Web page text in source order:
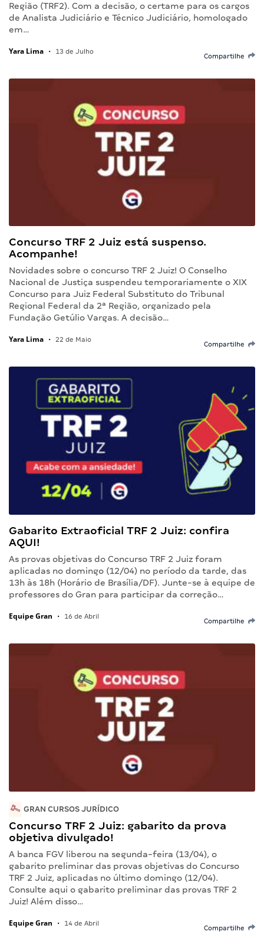
Região (TRF2). Com a decisão, o certame para os cargos
de Analista Judiciário e Técnico Judiciário, homologado
em…
Yara Lima • 13 de Julho
Compartilhe
Concurso TRF 2 Juiz está suspenso.
Acompanhe!
Novidades sobre o concurso TRF 2 Juiz! O Conselho
Nacional de Justiça suspendeu temporariamente o XIX
Concurso para Juiz Federal Substituto do Tribunal
Regional Federal da 2ª Região, organizado pela
Fundação Getúlio Vargas. A decisão…
Yara Lima • 22 de Maio
Compartilhe
Gabarito Extraoficial TRF 2 Juiz: confira
AQUI!
As provas objetivas do Concurso TRF 2 Juiz foram
aplicadas no domingo (12/04) no período da tarde, das
13h às 18h (Horário de Brasília/DF). Junte-se à equipe de
professores do Gran para participar da correção…
Equipe Gran • 16 de Abril
Compartilhe
GRAN CURSOS JURÍDICO
Concurso TRF 2 Juiz: gabarito da prova
objetiva divulgado!
A banca FGV liberou na segunda-feira (13/04), o
gabarito preliminar das provas objetivas do Concurso
TRF 2 Juiz, aplicadas no último domingo (12/04).
Consulte aqui o gabarito preliminar das provas TRF 2
Juiz! Além disso…
Equipe Gran • 14 de Abril
Compartilhe